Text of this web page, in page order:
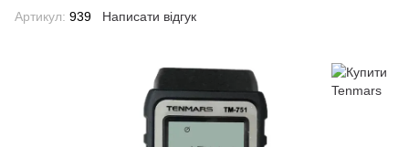
Артикул: 939 Написати відгук